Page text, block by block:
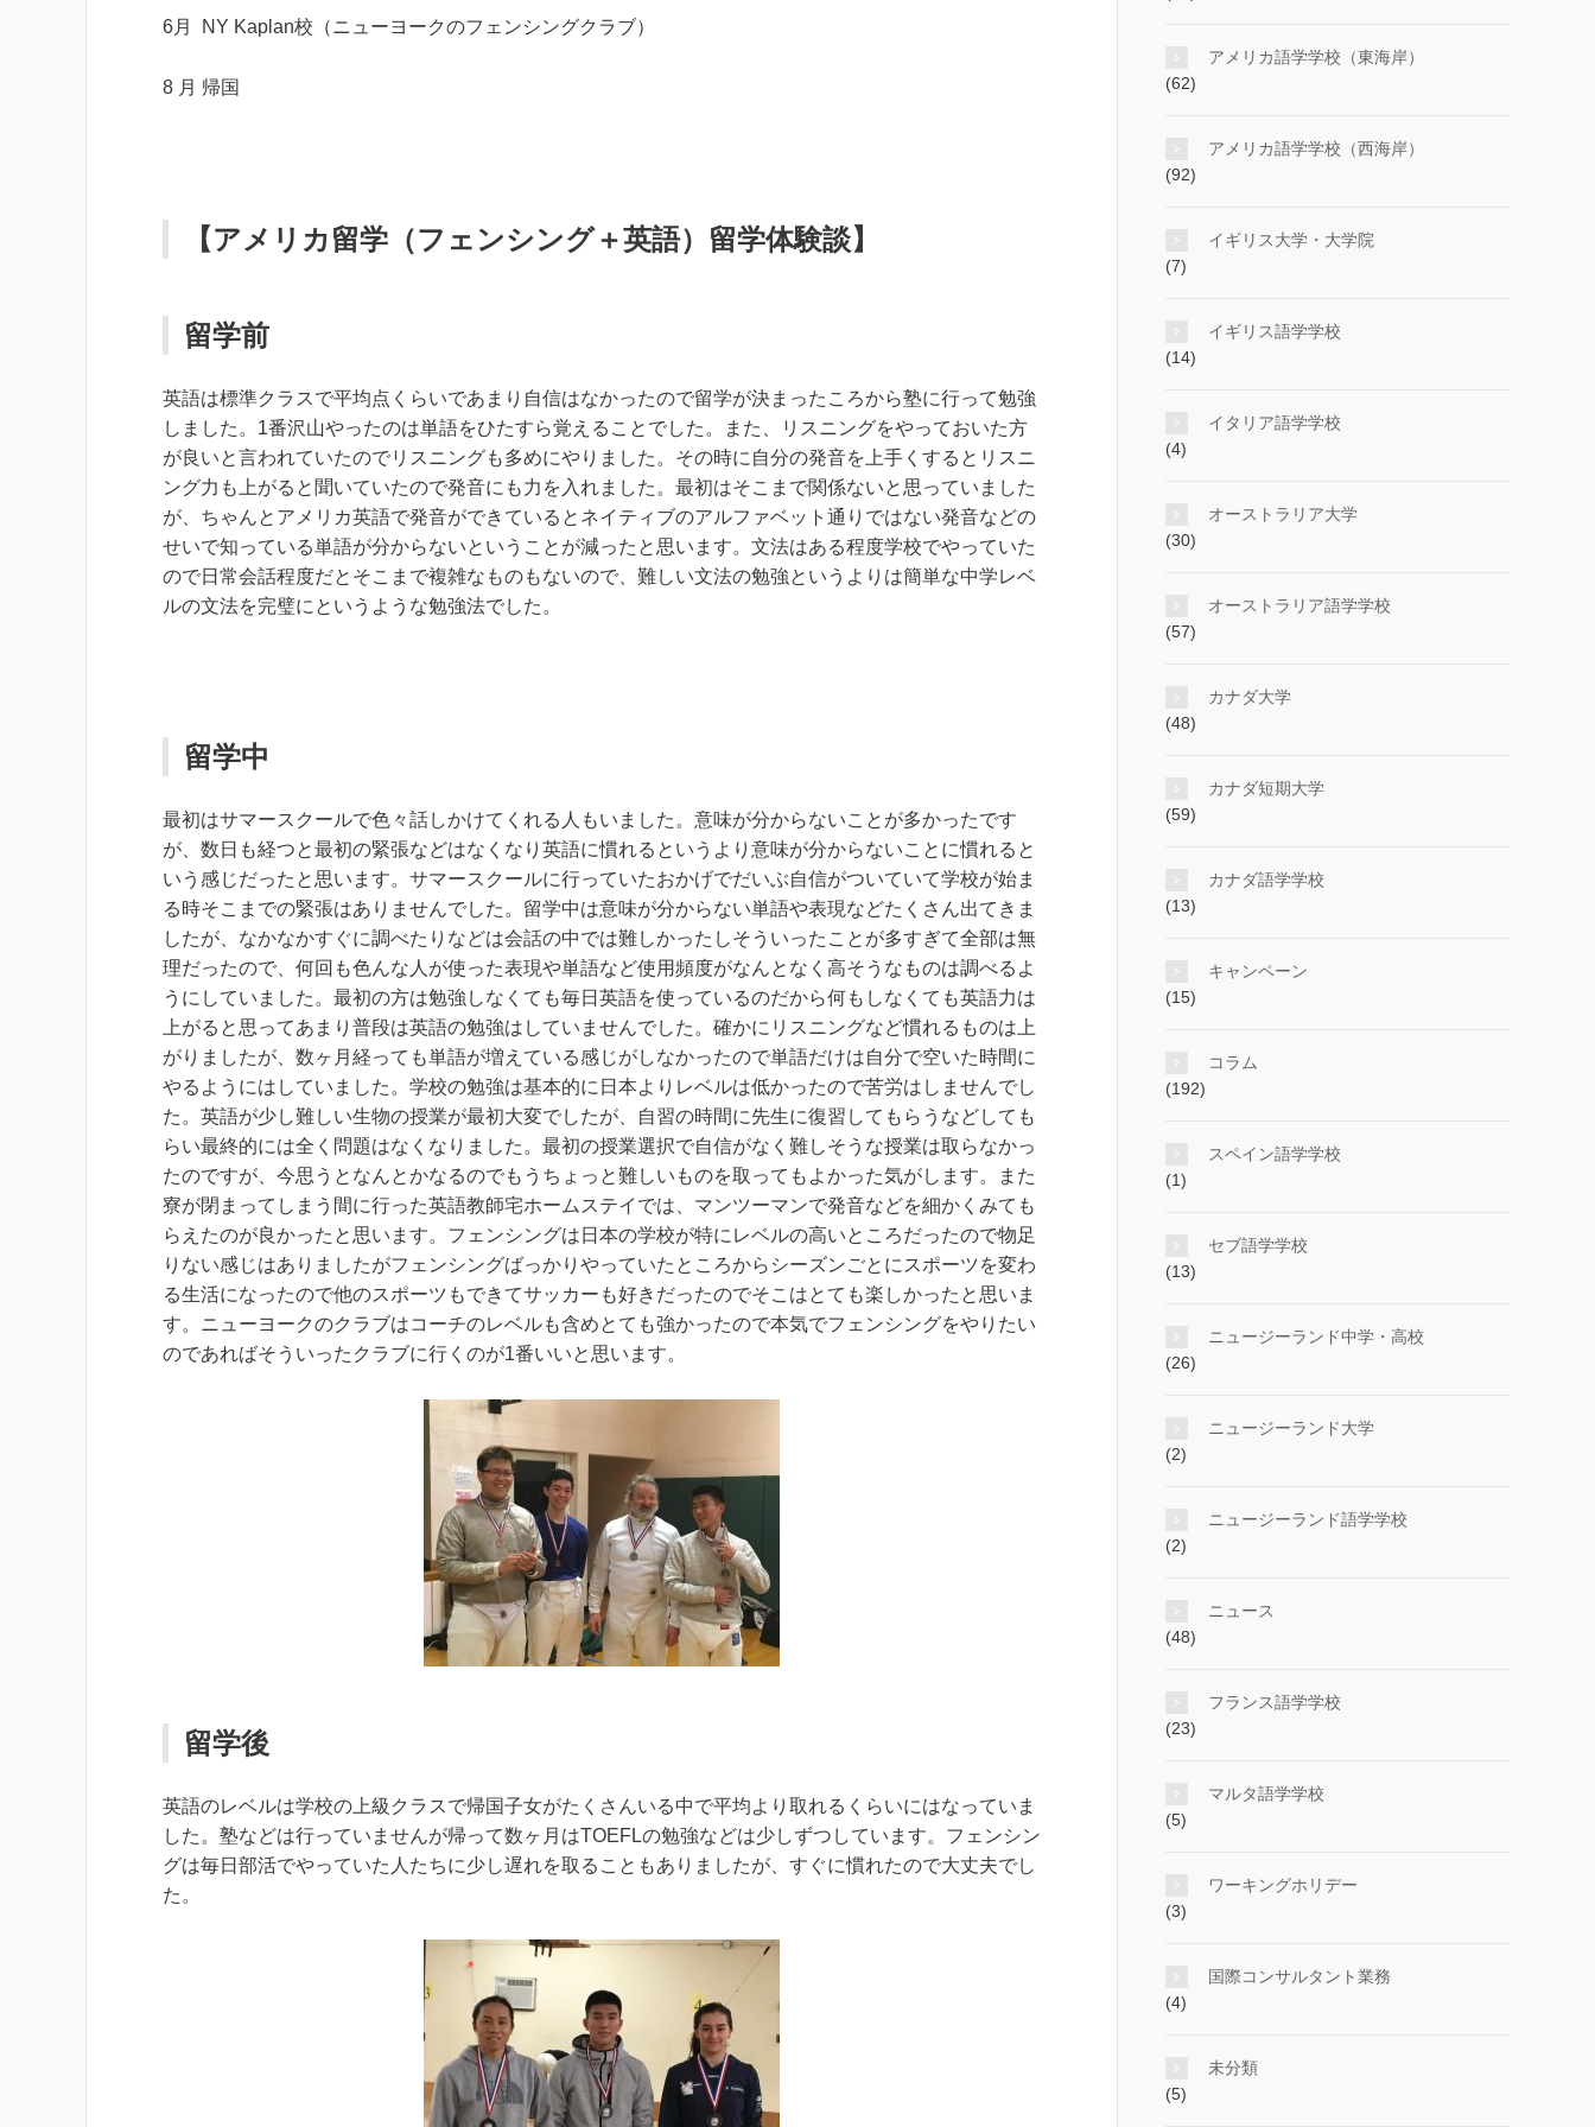
6月 NY Kaplan校（ニューヨークのフェンシングクラブ）
8 月 帰国
【アメリカ留学（フェンシング＋英語）留学体験談】
留学前
英語は標準クラスで平均点くらいであまり自信はなかったので留学が決まったころから塾に行って勉強
しました。1番沢山やったのは単語をひたすら覚えることでした。また、リスニングをやっておいた方
が良いと言われていたのでリスニングも多めにやりました。その時に自分の発音を上手くするとリスニ
ング力も上がると聞いていたので発音にも力を入れました。最初はそこまで関係ないと思っていました
が、ちゃんとアメリカ英語で発音ができているとネイティブのアルファベット通りではない発音などの
せいで知っている単語が分からないということが減ったと思います。文法はある程度学校でやっていた
ので日常会話程度だとそこまで複雑なものもないので、難しい文法の勉強というよりは簡単な中学レベ
ルの文法を完璧にというような勉強法でした。
留学中
最初はサマースクールで色々話しかけてくれる人もいました。意味が分からないことが多かったです
が、数日も経つと最初の緊張などはなくなり英語に慣れるというより意味が分からないことに慣れると
いう感じだったと思います。サマースクールに行っていたおかげでだいぶ自信がついていて学校が始ま
る時そこまでの緊張はありませんでした。留学中は意味が分からない単語や表現などたくさん出てきま
したが、なかなかすぐに調べたりなどは会話の中では難しかったしそういったことが多すぎて全部は無
理だったので、何回も色んな人が使った表現や単語など使用頻度がなんとなく高そうなものは調べるよ
うにしていました。最初の方は勉強しなくても毎日英語を使っているのだから何もしなくても英語力は
上がると思ってあまり普段は英語の勉強はしていませんでした。確かにリスニングなど慣れるものは上
がりましたが、数ヶ月経っても単語が増えている感じがしなかったので単語だけは自分で空いた時間に
やるようにはしていました。学校の勉強は基本的に日本よりレベルは低かったので苦労はしませんでし
た。英語が少し難しい生物の授業が最初大変でしたが、自習の時間に先生に復習してもらうなどしても
らい最終的には全く問題はなくなりました。最初の授業選択で自信がなく難しそうな授業は取らなかっ
たのですが、今思うとなんとかなるのでもうちょっと難しいものを取ってもよかった気がします。また
寮が閉まってしまう間に行った英語教師宅ホームステイでは、マンツーマンで発音などを細かくみても
らえたのが良かったと思います。フェンシングは日本の学校が特にレベルの高いところだったので物足
りない感じはありましたがフェンシングばっかりやっていたところからシーズンごとにスポーツを変わ
る生活になったので他のスポーツもできてサッカーも好きだったのでそこはとても楽しかったと思いま
す。ニューヨークのクラブはコーチのレベルも含めとても強かったので本気でフェンシングをやりたい
のであればそういったクラブに行くのが1番いいと思います。
留学後
英語のレベルは学校の上級クラスで帰国子女がたくさんいる中で平均より取れるくらいにはなっていま
した。塾などは行っていませんが帰って数ヶ月はTOEFLの勉強などは少しずつしています。フェンシン
グは毎日部活でやっていた人たちに少し遅れを取ることもありましたが、すぐに慣れたので大丈夫でし
た。
アメリカ語学学校（東海岸）
(62)
アメリカ語学学校（西海岸）
(92)
イギリス大学・大学院
(7)
イギリス語学学校
(14)
イタリア語学学校
(4)
オーストラリア大学
(30)
オーストラリア語学学校
(57)
カナダ大学
(48)
カナダ短期大学
(59)
カナダ語学学校
(13)
キャンペーン
(15)
コラム
(192)
スペイン語学学校
(1)
セブ語学学校
(13)
ニュージーランド中学・高校
(26)
ニュージーランド大学
(2)
ニュージーランド語学学校
(2)
ニュース
(48)
フランス語学学校
(23)
マルタ語学学校
(5)
ワーキングホリデー
(3)
国際コンサルタント業務
(4)
未分類
(5)